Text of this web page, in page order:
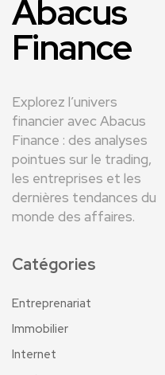
Abacus
Finance
Explorez l’univers
financier avec Abacus
Finance : des analyses
pointues sur le trading,
les entreprises et les
dernières tendances du
monde des affaires.
Catégories
Entreprenariat
Immobilier
Internet